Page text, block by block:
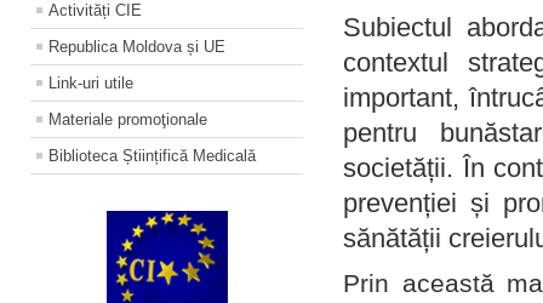
Activități CIE
Republica Moldova și UE
Link-uri utile
Materiale promoţionale
Biblioteca Științifică Medicală
Subiectul
contextul
important,
pentru
societății. În
prevenției și
sănătății
Prin această